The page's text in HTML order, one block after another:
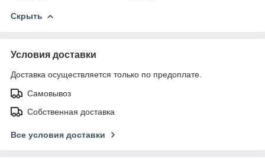
Скрыть
Условия доставки
Доставка осуществляется только по предоплате.
Самовывоз
Собственная доставка
Все условия доставки